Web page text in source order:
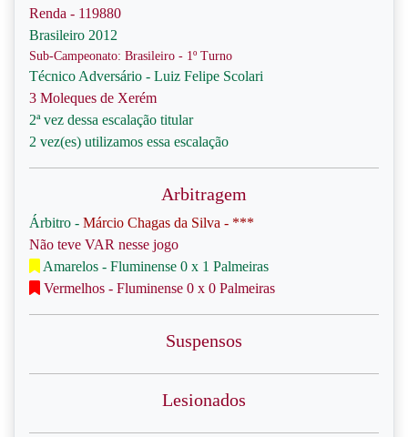
Renda - 119880
Brasileiro 2012
Sub-Campeonato: Brasileiro - 1º Turno
Técnico Adversário - Luiz Felipe Scolari
3 Moleques de Xerém
2ª vez dessa escalação titular
2 vez(es) utilizamos essa escalação
Arbitragem
Árbitro - Márcio Chagas da Silva - ***
Não teve VAR nesse jogo
Amarelos - Fluminense 0 x 1 Palmeiras
Vermelhos - Fluminense 0 x 0 Palmeiras
Suspensos
Lesionados